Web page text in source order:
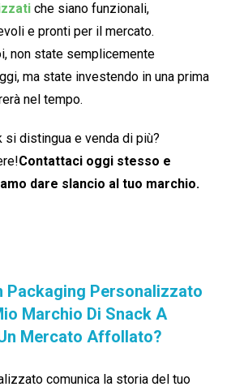
che siano funzionali,
e pronti per il mercato.
non state semplicemente
ma state investendo in una prima
nel tempo.
si distingua e venda di più?
Contattaci oggi stesso e
dare slancio al tuo marchio.
Packaging Personalizzato
Marchio Di Snack A
Mercato Affollato?
comunica la storia del tuo